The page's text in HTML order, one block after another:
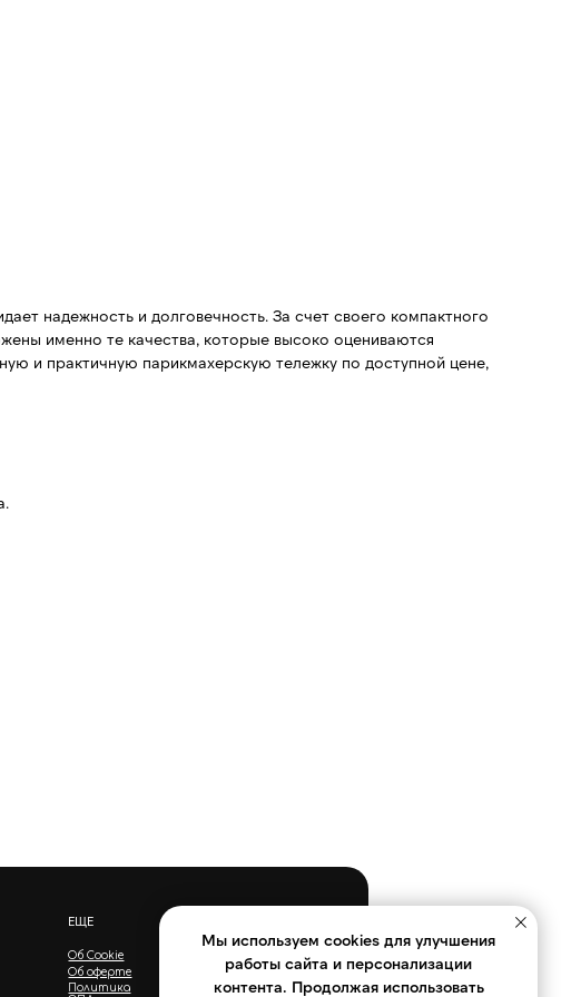
надежность и долговечность. За счет своего компактного
именно те качества, которые высоко оцениваются
и практичную парикмахерскую тележку по доступной цене,
Об Cookie
Об оферте
Политика
ЕЩЕ
Мы используем cookies для улучшения
работы сайта и персонализации
контента. Продолжая использовать